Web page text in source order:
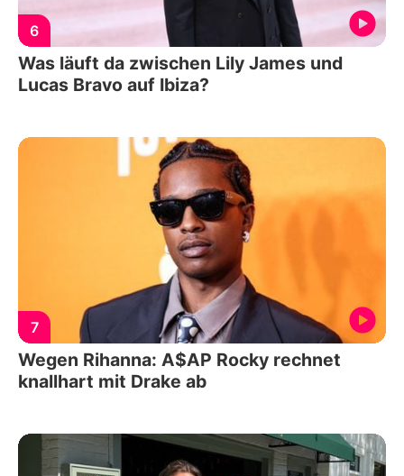
6
Was läuft da zwischen Lily James und
Lucas Bravo auf Ibiza?
7
Wegen Rihanna: A$AP Rocky rechnet
knallhart mit Drake ab